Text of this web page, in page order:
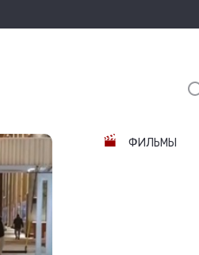
ФИЛЬМЫ